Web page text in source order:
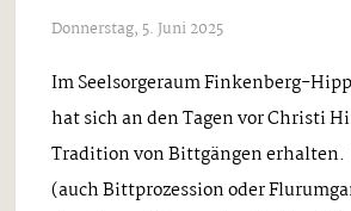
Donnerstag, 5. Juni 2025
Im Seelsorgeraum Finkenberg-
hat sich an den Tagen vor Christi
Tradition von Bittgängen
(auch Bittprozession oder